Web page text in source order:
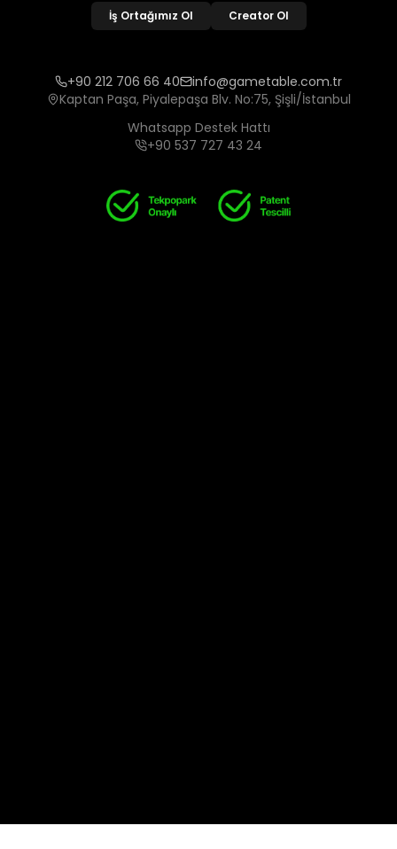
İş Ortağımız Ol Creator Ol
+90 212 706 66 40
info@gametable.com.tr
Kaptan Paşa, Piyalepaşa Blv. No:75, Şişli/İstanbul
Whatsapp Destek Hattı
+90 537 727 43 24